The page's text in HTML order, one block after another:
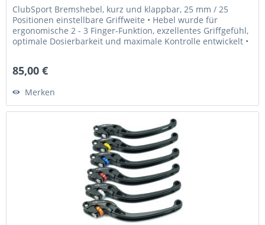
ClubSport Bremshebel, kurz und klappbar, 25 mm / 25
Positionen einstellbare Griffweite • Hebel wurde für
ergonomische 2 - 3 Finger-Funktion, exzellentes Griffgefühl,
optimale Dosierbarkeit und maximale Kontrolle entwickelt •
85,00 €
Merken